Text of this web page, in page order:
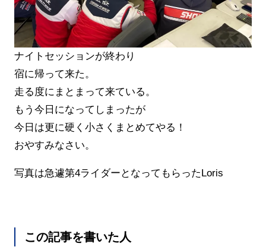
ナイトセッションが終わり
宿に帰って来た。
走る度にまとまって来ている。
もう今日になってしまったが
今日は更に硬く小さくまとめてやる！
おやすみなさい。
写真は急遽第4ライダーとなってもらったLoris
この記事を書いた人